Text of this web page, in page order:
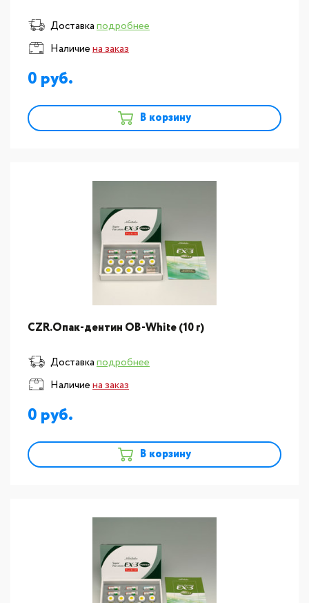
Доставкаподробнее
Наличиена заказ
0
В корзину
CZR.Опак-дентин OB-White (10 г)
Доставкаподробнее
Наличиена заказ
0
В корзину